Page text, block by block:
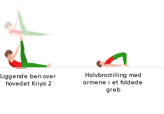
Liggende ben over
hovedet Kriya 2
Halvbrostilling med
armene i et foldede
greb